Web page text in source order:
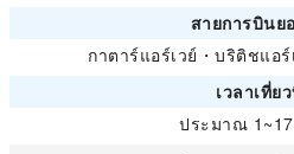
สายการบินย
กาตาร์แอร์เวย์ ・บริติชแอร์
เวลาเที่ย
ประมาณ